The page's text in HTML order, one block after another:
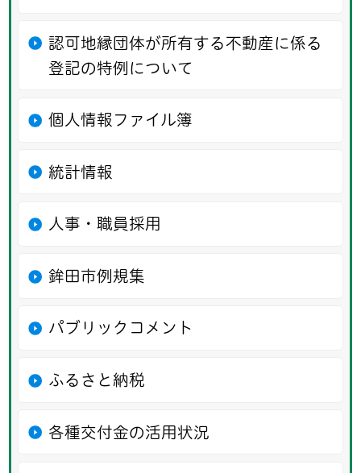
認可地縁団体が所有する不動産に係る
登記の特例について
個人情報ファイル簿
統計情報
人事・職員採用
鉾田市例規集
パブリックコメント
ふるさと納税
各種交付金の活用状況